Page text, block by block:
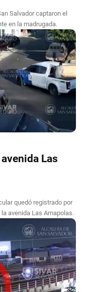
Salvador captaron el
en la madrugada.
Las
quedó registrado por
avenida Las Amapolas.